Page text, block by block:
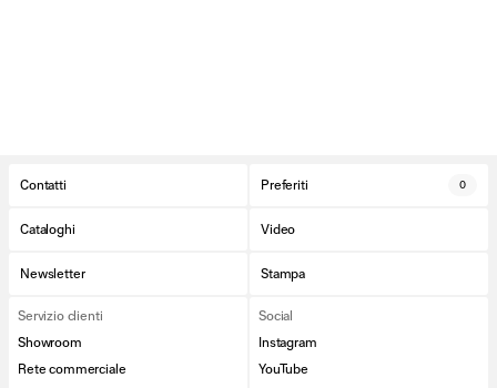
Contatti Preferiti 0
Cataloghi Video
Newsletter Stampa
Servizio clienti
Showroom
Rete commerciale
Social
Instagram
YouTube